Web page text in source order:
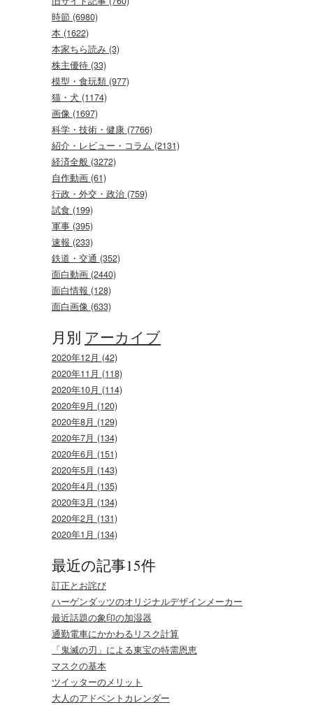
時節 (6980)
本 (1622)
本家ちら読み (3)
株主優待 (33)
模型・食玩類 (977)
猫・犬 (1174)
画像 (1697)
科学・技術・健康 (7766)
紹介・レビュー・コラム (2131)
経済全般 (3272)
自作動画 (61)
行政・外交・政治 (759)
試食 (199)
軍事 (395)
速報 (233)
鉄道・交通 (352)
面白動画 (2440)
面白情報 (128)
面白画像 (633)
月別 アーカイブ
2020年12月 (42)
2020年11月 (118)
2020年10月 (114)
2020年9月 (120)
2020年8月 (129)
2020年7月 (134)
2020年6月 (151)
2020年5月 (143)
2020年4月 (135)
2020年3月 (134)
2020年2月 (131)
2020年1月 (134)
最近の記事15件
訂正とお詫び
ハーゲンダッツのオリジナルデザインメーカー
最近話題の象印の加湿器
通勤電車にかかわるリスク計算
「鬼滅の刃」による東宝の特需恩恵
マスクの基本
ツイッターのメリット
大人のアドベントカレンダー